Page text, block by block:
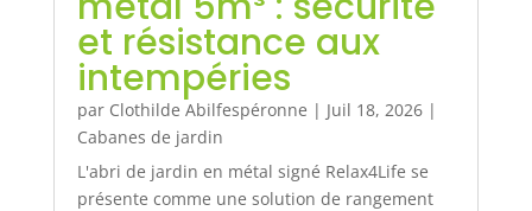
et résistance aux
intempéries
par Clothilde Abilfespéronne | Juil 18, 2026|
Cabanes de jardin
L'abri de jardin en métal signé Relax4Life se
présente comme une solution de rangement